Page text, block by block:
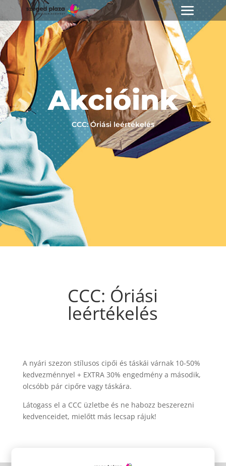
Akcióink
CCC: Óriási leértékelés
CCC: Óriási
leértékelés
A nyári szezon stílusos cipői és táskái várnak 10-50%
kedvezménnyel + EXTRA 30% engedmény a második,
olcsóbb pár cipőre vagy táskára.
Látogass el a CCC üzletbe és ne habozz beszerezni
kedvenceidet, mielőtt más lecsap rájuk!